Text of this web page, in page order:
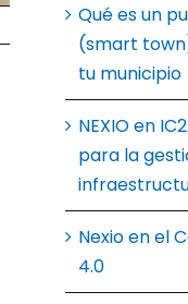
Qué es un
(smart
tu municipio
NEXIO en
para la
Nexio en el
4.0